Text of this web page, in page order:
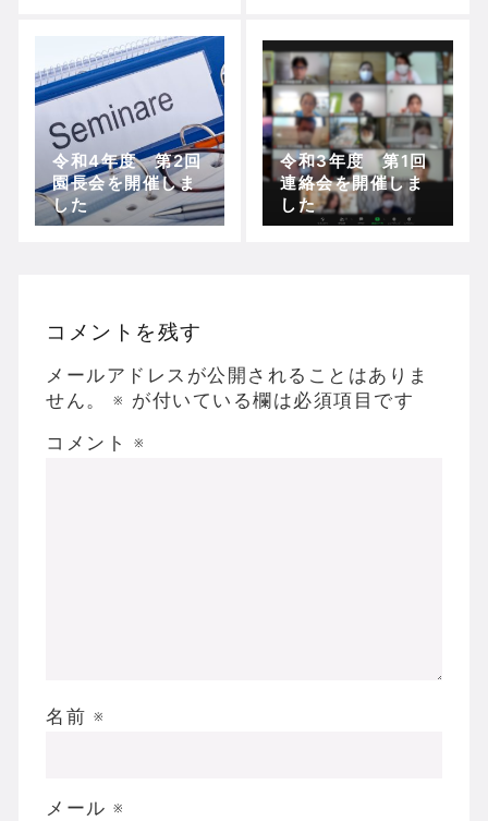
令和4年度 第2回
園長会を開催しま
した
令和3年度 第1回
連絡会を開催しま
した
コメントを残す
メールアドレスが公開されることはありま
せん。
※ が付いている欄は必須項目です
コメント ※
名前 ※
メール ※